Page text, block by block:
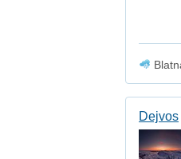
Dejvos